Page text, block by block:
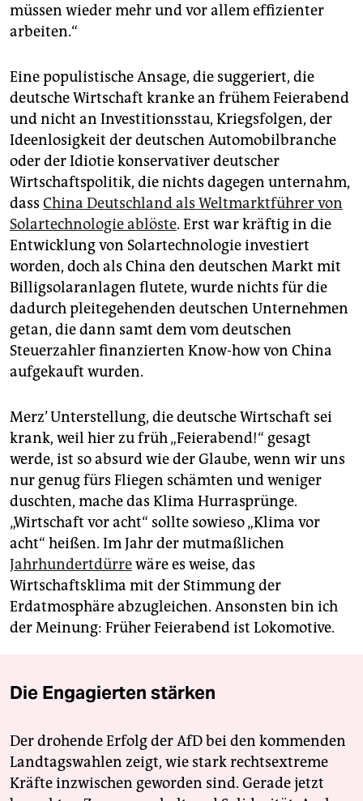
müssen wieder mehr und vor allem effizienter
arbeiten.“
Eine populistische Ansage, die suggeriert, die
deutsche Wirtschaft kranke an frühem Feier­abend
und nicht an Investitionsstau, Kriegsfolgen, der
Ideenlosigkeit der deutschen Automobilbranche
oder der Idiotie konservativer deutscher
Wirtschaftspolitik, die nichts dagegen unternahm,
dass China Deutschland als Weltmarktführer von
Solartechnologie ablöste. Erst war kräftig in die
Entwicklung von Solartechnologie investiert
worden, doch als China den deutschen Markt mit
Billigsolaranlagen flutete, wurde nichts für die
dadurch pleitegehenden deutschen Unternehmen
getan, die dann samt dem vom deutschen
Steuerzahler finanzierten Know-how von China
aufgekauft wurden.
Merz’ Unterstellung, die deutsche Wirtschaft sei
krank, weil hier zu früh „Feierabend!“ gesagt
werde, ist so absurd wie der Glaube, wenn wir uns
nur genug fürs Fliegen schämten und weniger
duschten, mache das Klima Hurrasprünge.
„Wirtschaft vor acht“ sollte sowieso „Klima vor
acht“ heißen. Im Jahr der mutmaßlichen
Jahrhundertdürrewäre es weise, das
Wirtschaftsklima mit der Stimmung der
Erdatmosphäre abzugleichen. Ansonsten bin ich
der Meinung: Früher Feierabend ist Lokomotive.
Die Engagierten stärken
Der drohende Erfolg der AfD bei den kommenden
Landtagswahlen zeigt, wie stark rechtsextreme
Kräfte inzwischen geworden sind. Gerade jetzt